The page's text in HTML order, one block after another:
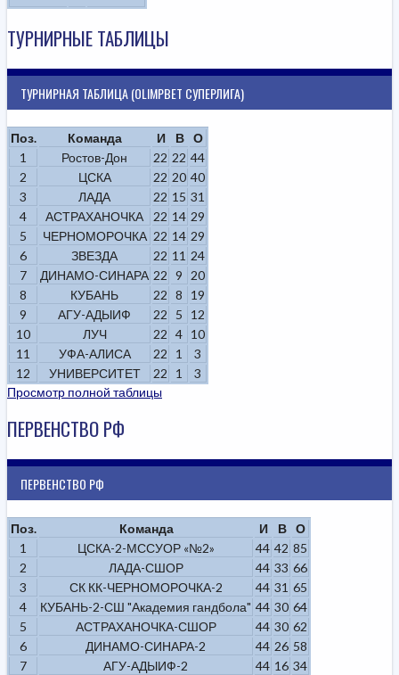
ТУРНИРНЫЕ ТАБЛИЦЫ
ТУРНИРНАЯ ТАБЛИЦА (OLIMPBET СУПЕРЛИГА)
Поз. Команда И В
О
1
Ростов-Дон 22 22 44
2
ЦСКА 22 20 40
3
ЛАДА 22 15 31
4
АСТРАХАНОЧКА 22 14 29
5
ЧЕРНОМОРОЧКА 22 14 29
6
ЗВЕЗДА 22 11 24
7
ДИНАМО-СИНАРА 22 9
20
8
КУБАНЬ 22 8
19
9
АГУ-АДЫИФ 22 5
12
10
ЛУЧ 22 4 10
11
УФА-АЛИСА 22 1
3
12
УНИВЕРСИТЕТ 22 1
3
Просмотр полной таблицы
ПЕРВЕНСТВО РФ
ПЕРВЕНСТВО РФ
Поз. Команда И В
О
1
ЦСКА-2-МССУОР «№2» 44 42 85
2
ЛАДА-СШОР 44 33 66
3
СК КК-ЧЕРНОМОРОЧКА-2 44 31 65
4
КУБАНЬ-2-СШ "Академия гандбола" 44 30 64
5
АСТРАХАНОЧКА-СШОР 44 30 62
6
ДИНАМО-СИНАРА-2 44 26 58
7
АГУ-АДЫИФ-2 44 16 34